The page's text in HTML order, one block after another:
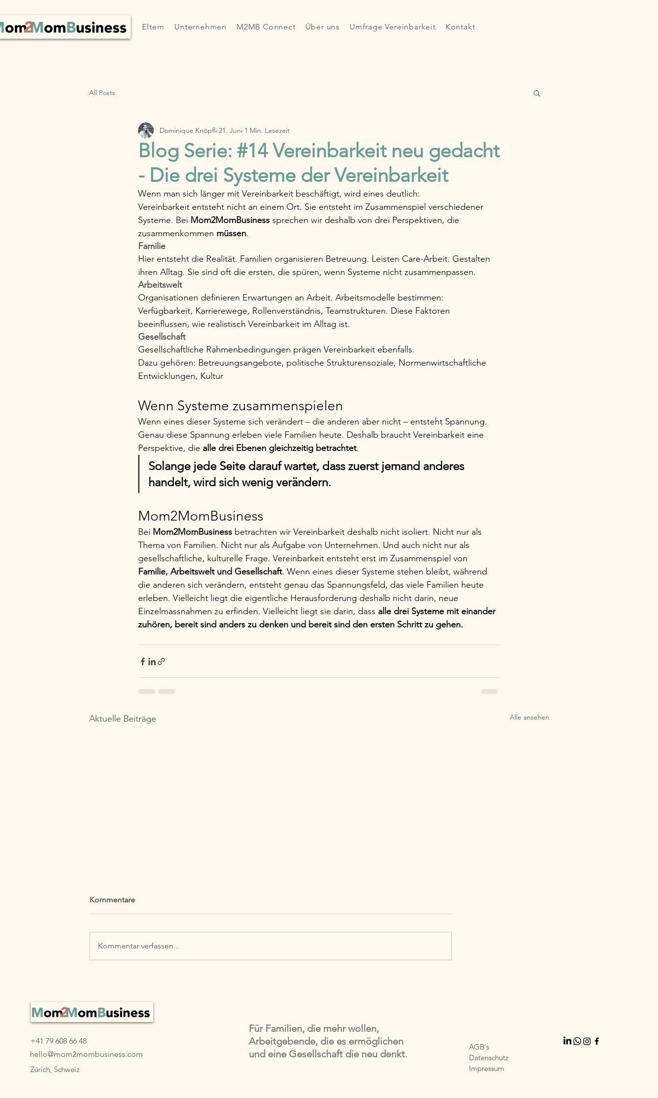
Eltern Unternehmen M2MB Connect Über uns Umfrage Vereinbarkeit Kontakt
All Posts
Blog Serie: #14 Vereinbarkeit neu gedacht
- Die drei Systeme der Vereinbarkeit
Dominique Knöpfli 21. Juni 1 Min. Lesezeit
Wenn man sich länger mit Vereinbarkeit beschäftigt, wird eines deutlich:
Vereinbarkeit entsteht nicht an einem Ort. Sie entsteht im Zusammenspiel verschiedener
Systeme. Bei Mom2MomBusiness sprechen wir deshalb von drei Perspektiven, die
zusammenkommen müssen.
Familie
Hier entsteht die Realität. Familien organisieren Betreuung. Leisten Care-Arbeit. Gestalten
ihren Alltag. Sie sind oft die ersten, die spüren, wenn Systeme nicht zusammenpassen.
Arbeitswelt
Organisationen definieren Erwartungen an Arbeit. Arbeitsmodelle bestimmen:
Verfügbarkeit, Karrierewege, Rollenverständnis, Teamstrukturen. Diese Faktoren
beeinflussen, wie realistisch Vereinbarkeit im Alltag ist.
Gesellschaft
Gesellschaftliche Rahmenbedingungen prägen Vereinbarkeit ebenfalls.
Dazu gehören: Betreuungsangebote, politische Strukturensoziale, Normenwirtschaftliche
Entwicklungen, Kultur
Wenn Systeme zusammenspielen
Wenn eines dieser Systeme sich verändert – die anderen aber nicht – entsteht Spannung.
Genau diese Spannung erleben viele Familien heute. Deshalb braucht Vereinbarkeit eine
Perspektive, die alle drei Ebenen gleichzeitig betrachtet.
Solange jede Seite darauf wartet, dass zuerst jemand anderes
handelt, wird sich wenig verändern.
Mom2MomBusiness
Bei Mom2MomBusiness betrachten wir Vereinbarkeit deshalb nicht isoliert. Nicht nur als
Thema von Familien. Nicht nur als Aufgabe von Unternehmen. Und auch nicht nur als
gesellschaftliche, kulturelle Frage. Vereinbarkeit entsteht erst im Zusammenspiel von
Familie, Arbeitswelt und Gesellschaft. Wenn eines dieser Systeme stehen bleibt, während
die anderen sich verändern, entsteht genau das Spannungsfeld, das viele Familien heute
erleben. Vielleicht liegt die eigentliche Herausforderung deshalb nicht darin, neue
Einzelmassnahmen zu erfinden. Vielleicht liegt sie darin, dass alle drei Systeme mit einander
zuhören, bereit sind anders zu denken und bereit sind den ersten Schritt zu gehen.
Aktuelle Beiträge Alle ansehen
Einladung zum Umdenken
Kommentare
Kommentar verfassen...
+41 79 608 66 48
hello@mom2mombusiness.com
Zürich, Schweiz
Für Familien, die mehr wollen,
Arbeitgebende, die es ermöglichen
und eine Gesellschaft die neu denkt.
AGB's
Datenschutz
Impressum